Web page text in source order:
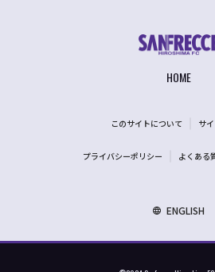
HOME
このサイトについて サ
プライバシーポリシー よくある
ENGLISH